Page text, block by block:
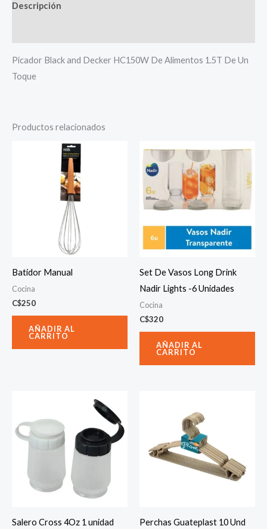
Descripción
Picador Black and Decker HC150W De Alimentos 1.5T De Un
Toque
Productos relacionados
Batidor Manual
Cocina
C$250
AÑADIR AL
CARRITO
Set De Vasos Long Drink
Nadir Lights -6 Unidades
Cocina
C$320
AÑADIR AL
CARRITO
Salero Cross 4Oz 1 unidad Perchas Guateplast 10 Und